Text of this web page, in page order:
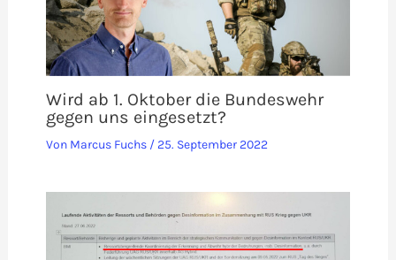
Wird ab 1. Oktober die Bundeswehr
gegen uns eingesetzt?
Von Marcus Fuchs / 25. September 2022